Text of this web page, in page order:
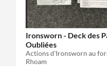
Ironsworn - Deck des
Oubliées
Rhoam